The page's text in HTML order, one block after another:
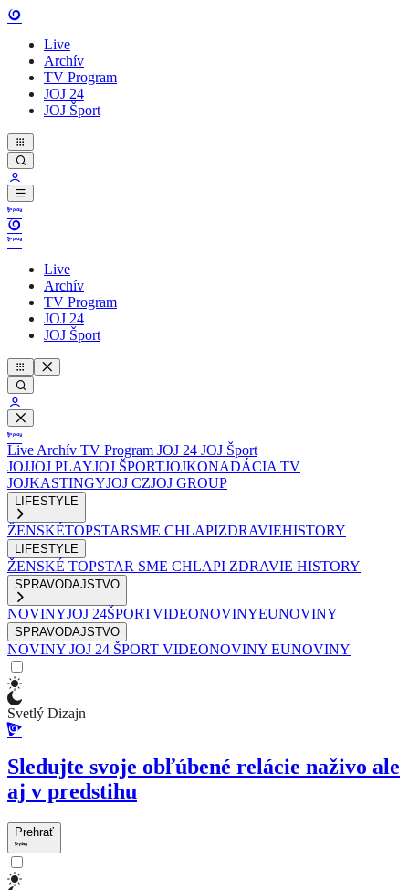
Live
Archív
TV Program
JOJ 24
JOJ Šport
Live
Archív
TV Program
JOJ 24
JOJ Šport
Live Archív TV Program JOJ 24 JOJ Šport
JOJJOJ PLAYJOJ ŠPORTJOJKONADÁCIA TV
JOJKASTINGYJOJ CZJOJ GROUP
LIFESTYLE
ŽENSKÉTOPSTARSME CHLAPIZDRAVIEHISTORY
LIFESTYLE
ŽENSKÉ TOPSTAR SME CHLAPI ZDRAVIE HISTORY
SPRAVODAJSTVO
NOVINYJOJ 24ŠPORTVIDEONOVINYEUNOVINY
SPRAVODAJSTVO
NOVINY JOJ 24 ŠPORT VIDEONOVINY EUNOVINY
Svetlý Dizajn
Sledujte svoje obľúbené relácie naživo ale
aj v predstihu
Prehrať